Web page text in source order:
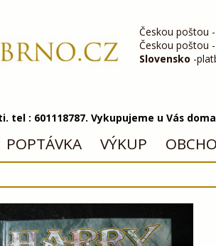
Českou poštou -
Českou poštou -
Slovensko -
: 601118787. Vykupujeme u Vás
POPTÁVKA VÝKUP